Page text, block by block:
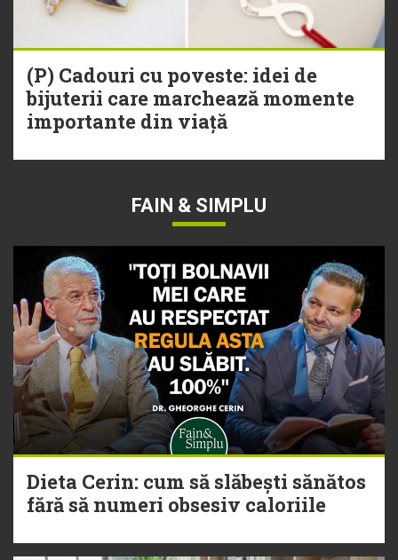
(P) Cadouri cu poveste: idei de
bijuterii care marchează momente
importante din viață
FAIN & SIMPLU
Dieta Cerin: cum să slăbești sănătos
fără să numeri obsesiv caloriile